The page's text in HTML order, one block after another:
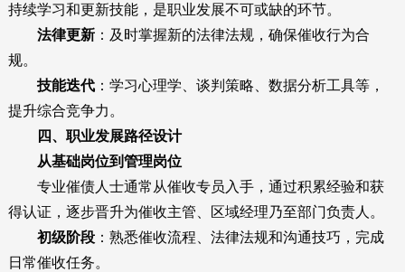
持续学习和更新技能，是职业发展不可或缺的环节。
法律更新：及时掌握新的法律法规，确保催收行为合
规。
技能迭代：学习心理学、谈判策略、数据分析工具等，
提升综合竞争力。
四、职业发展路径设计
从基础岗位到管理岗位
专业催债人士通常从催收专员入手，通过积累经验和获
得认证，逐步晋升为催收主管、区域经理乃至部门负责人。
初级阶段：熟悉催收流程、法律法规和沟通技巧，完成
日常催收任务。